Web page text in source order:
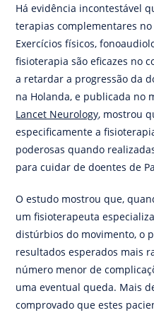
Há evidência incontestável
terapias complementares
Exercícios físicos,
fisioterapia são eficazes no
a retardar a progressão da
na Holanda, e publicada no
Lancet Neurology, mostrou
especificamente a
poderosas quando
para cuidar de doentes de
O estudo mostrou que,
um fisioterapeuta
distúrbios do movimento, o
resultados esperados mais
número menor de
uma eventual queda. Mais
comprovado que estes